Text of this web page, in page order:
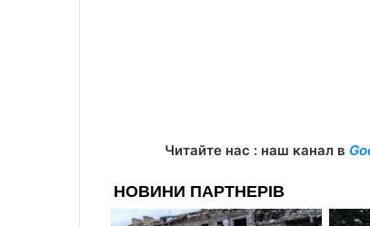
Читайте нас : наш канал в